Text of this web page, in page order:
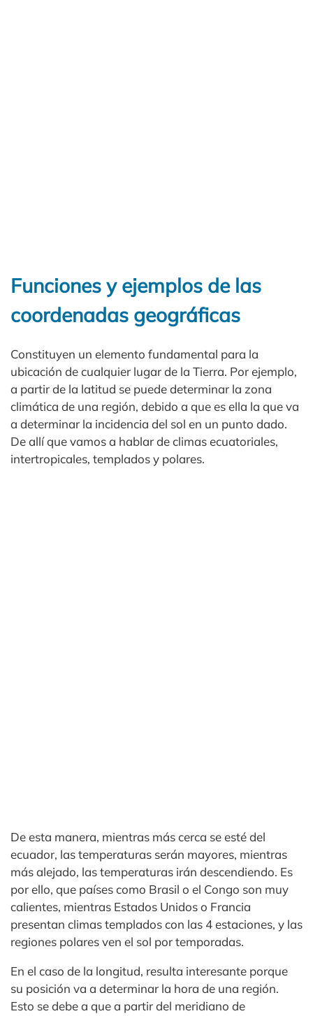
Funciones y ejemplos de las
coordenadas geográficas
Constituyen un elemento fundamental para la
ubicación de cualquier lugar de la Tierra. Por ejemplo,
a partir de la latitud se puede determinar la zona
climática de una región, debido a que es ella la que va
a determinar la incidencia del sol en un punto dado.
De allí que vamos a hablar de climas ecuatoriales,
intertropicales, templados y polares.
De esta manera, mientras más cerca se esté del
ecuador, las temperaturas serán mayores, mientras
más alejado, las temperaturas irán descendiendo. Es
por ello, que países como Brasil o el Congo son muy
calientes, mientras Estados Unidos o Francia
presentan climas templados con las 4 estaciones, y las
regiones polares ven el sol por temporadas.
En el caso de la longitud, resulta interesante porque
su posición va a determinar la hora de una región.
Esto se debe a que a partir del meridiano de